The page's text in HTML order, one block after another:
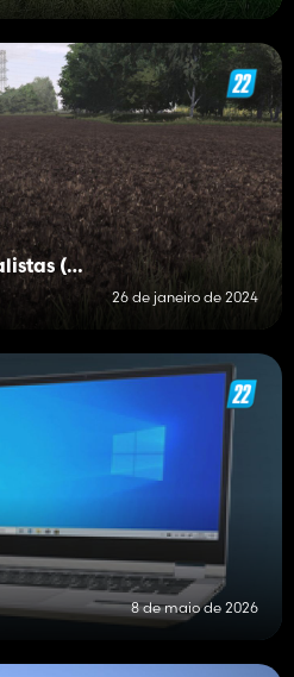
Texturas de arado realistas (Prefab)
26 de janeiro de 2024
8 de maio de 2026